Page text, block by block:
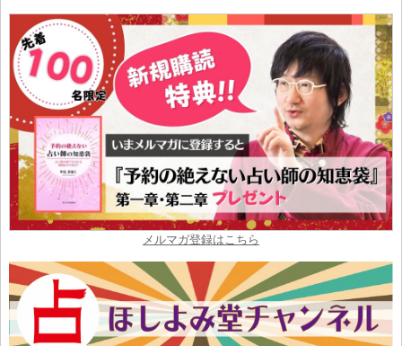
メルマガ登録はこちら